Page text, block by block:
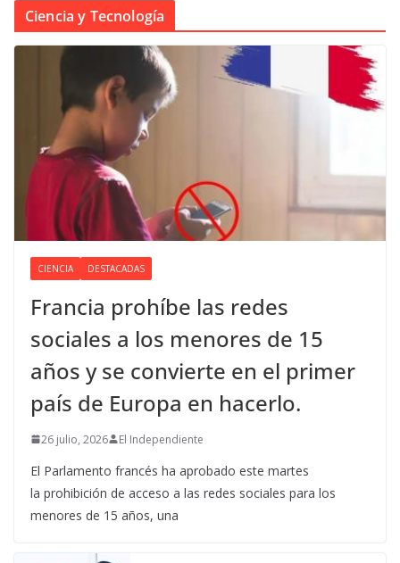
Ciencia y Tecnología
CIENCIA DESTACADAS
Francia prohíbe las redes
sociales a los menores de 15
años y se convierte en el primer
país de Europa en hacerlo.
26 julio, 2026 El Independiente
El Parlamento francés ha aprobado este martes
la prohibición de acceso a las redes sociales para los
menores de 15 años, una